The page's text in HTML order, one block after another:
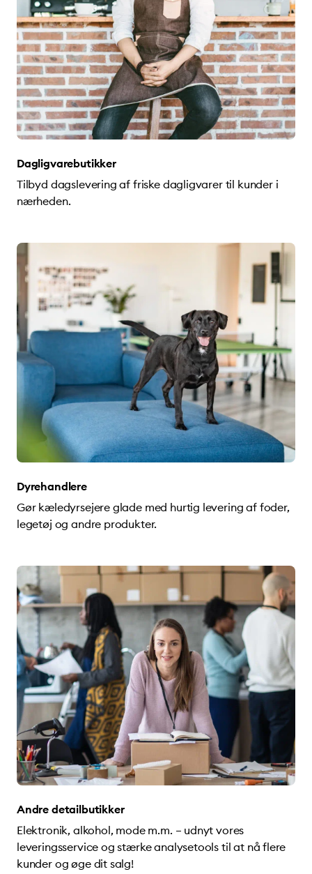
Dagligvarebutikker
Tilbyd dagslevering af friske dagligvarer til kunder i
nærheden.
Dyrehandlere
Gør kæledyrsejere glade med hurtig levering af foder,
legetøj og andre produkter.
Andre detailbutikker
Elektronik, alkohol, mode m.m. – udnyt vores
leveringsservice og stærke analysetools til at nå flere
kunder og øge dit salg!